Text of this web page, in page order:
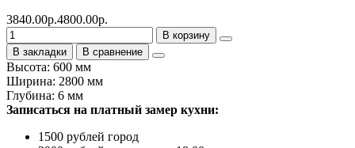
3840.00р.4800.00р.
В корзину
В закладки
В сравнение
Высота: 600 мм
Ширина: 2800 мм
Глубина: 6 мм
Записаться на платный замер кухни:
1500 рублей город